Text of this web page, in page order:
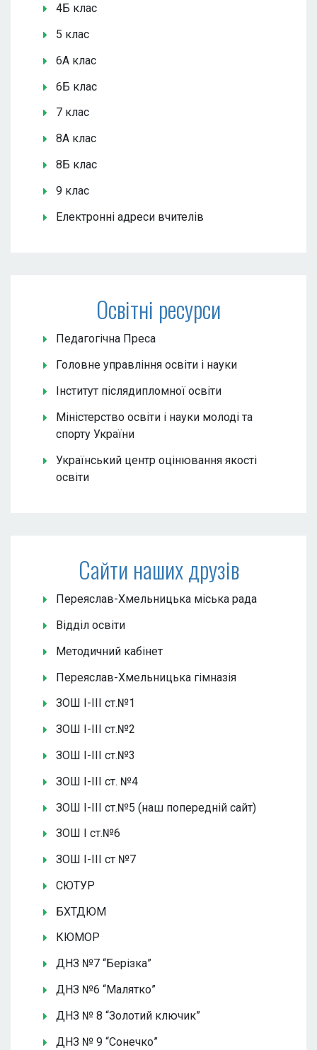
4Б клас
5 клас
6А клас
6Б клас
7 клас
8А клас
8Б клас
9 клас
Електронні адреси вчителів
Освітні ресурси
Педагогічна Преса
Головне управління освіти і науки
Інститут післядипломної освіти
Міністерство освіти і науки молоді та
спорту України
Український центр оцінювання якості
освіти
Сайти наших друзів
Переяслав-Хмельницька міська рада
Відділ освіти
Методичний кабінет
Переяслав-Хмельницька гімназія
ЗОШ І-ІІІ ст.№1
ЗОШ І-ІІІ ст.№2
ЗОШ І-ІІІ ст.№3
ЗОШ І-ІІІ ст. №4
ЗОШ І-ІІІ ст.№5 (наш попередній сайт)
ЗОШ І ст.№6
ЗОШ І-ІІІ ст №7
СЮТУР
БХТДЮМ
КЮМОР
ДНЗ №7 “Берізка”
ДНЗ №6 “Малятко”
ДНЗ № 8 “Золотий ключик”
ДНЗ № 9 “Сонечко”